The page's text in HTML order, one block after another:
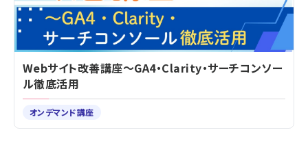
Webサイト改善講座～GA4・Clarity・サーチコンソー
ル徹底活用
オンデマンド講座